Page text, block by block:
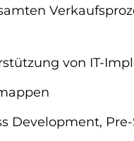
von IT-
Development,